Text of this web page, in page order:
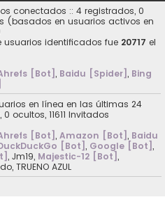
conectados :: 4 registrados, 0
(basados en usuarios activos en
identificados fue 20717 el
[Bot], Baidu [Spider], Bing
en línea en las últimas 24
ocultos, 11611 Invitados
[Bot], Amazon [Bot], Baidu
[Bot], Google [Bot],
, Jm19, Majestic-12 [Bot],
, TRUENO AZUL